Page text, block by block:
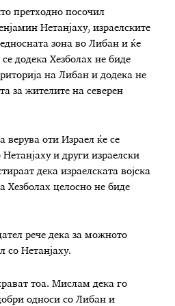
претходно посочил
Нетанјаху, израелските
зона во Либан и ќе
се додека Хезболах не биде
на Либан и додека не
за жителите на северен
верува оти Израел ќе се
и други израелски
дека израелската војска
Хезболах целосно не биде
рече дека за можното
со Нетанјаху.
тоа. Мислам дека го
односи со Либан и